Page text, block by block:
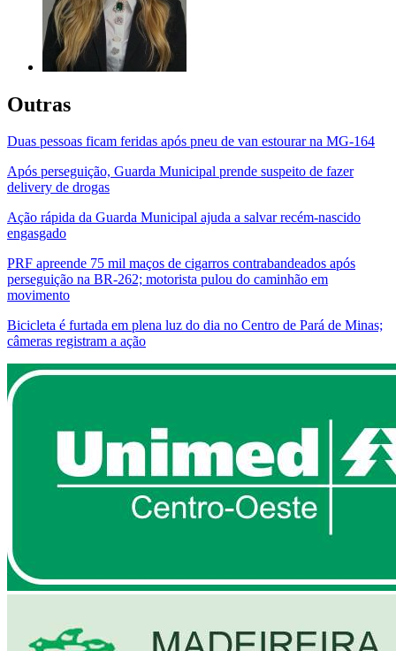
Outras
Duas pessoas ficam feridas após pneu de van estourar na MG-164
Após perseguição, Guarda Municipal prende suspeito de fazer
delivery de drogas
Ação rápida da Guarda Municipal ajuda a salvar recém-nascido
engasgado
PRF apreende 75 mil maços de cigarros contrabandeados após
perseguição na BR-262; motorista pulou do caminhão em
movimento
Bicicleta é furtada em plena luz do dia no Centro de Pará de Minas;
câmeras registram a ação